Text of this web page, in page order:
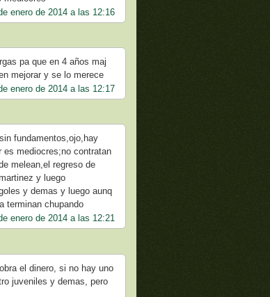
enero de 2014 a las 12:16
pa que en 4 años maj
mejorar y se lo merece
enero de 2014 a las 12:17
fundamentos,ojo,hay
mediocres;no contratan
melean,el regreso de
y luego
y demas y luego aunq
terminan chupando
enero de 2014 a las 12:21
el dinero, si no hay uno
juveniles y demas, pero